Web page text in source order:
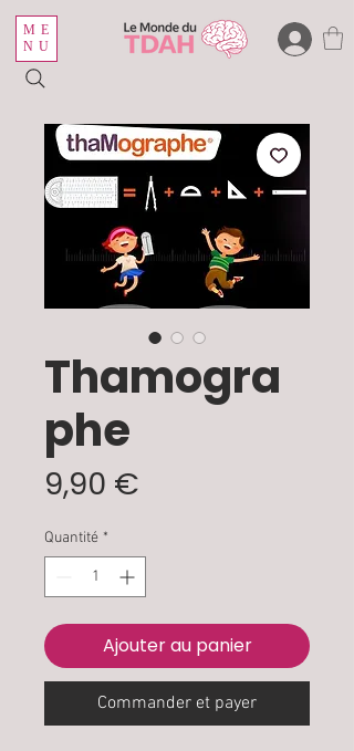
ME
NU
Thamogra
phe
9,90 €
Quantité *
Ajouter au panier
Commander et payer